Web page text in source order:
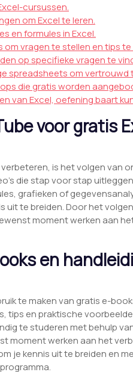
cursussen.
om Excel te leren.
en formules in Excel.
vragen te stellen en tips te
op specifieke vragen te
spreadsheets om vertrouwd
die gratis worden
van Excel, oefening baart
voor gratis
is het volgen van
die stap voor stap
grafieken of
uit te breiden. Door het
moment werken aan
en
te maken van gratis e-
tips en praktische
te studeren met behulp
moment werken aan het
je kennis uit te breiden en